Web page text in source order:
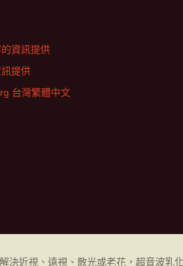
資訊提供
提供
台灣繁體中文
決近視、遠視、散光或老花，超音波